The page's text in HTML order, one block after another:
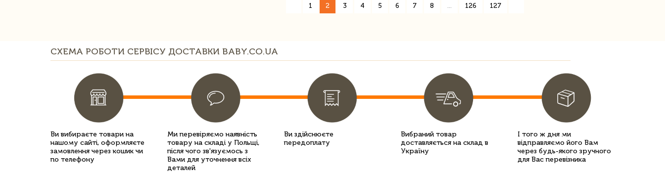
1 2 3 4 5 6 7 8 ... 126 127
СХЕМА РОБОТИ СЕРВІСУ ДОСТАВКИ BABY.CO.UA
Ви вибираєте товари на
нашому сайті, оформляєте
замовлення через кошик чи
по телефону
Ми перевіряємо наявність
товару на складі у Польщі,
після чого зв'язуємось з
Вами для уточнення всіх
деталей
Ви здійснюєте
передоплату
Вибраний товар
доставляється на склад в
Україну
І того ж дня ми
відправляємо його Вам
через будь-якого зручного
для Вас перевізника